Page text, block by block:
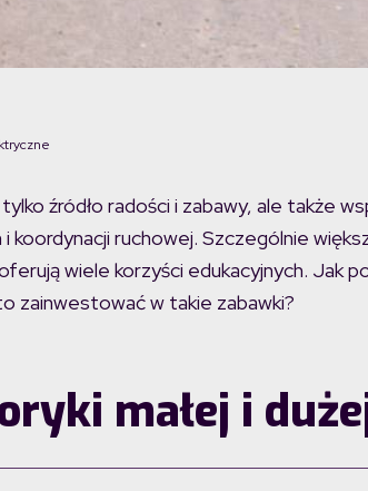
źródło radości i zabawy, ale także
i koordynacji ruchowej. Szczególnie
wiele korzyści edukacyjnych. Jak
zainwestować w takie zabawki?
małej i